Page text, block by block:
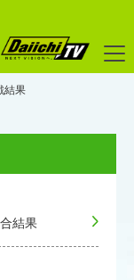
結果
結果